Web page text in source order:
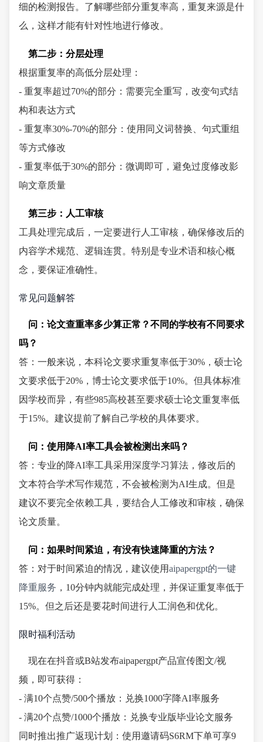
细的检测报告。了解哪些部分重复率高，重复来源是什
么，这样才能有针对性地进行修改。
第二步：分层处理
根据重复率的高低分层处理：
- 重复率超过70%的部分：需要完全重写，改变句式结
构和表达方式
- 重复率30%-70%的部分：使用同义词替换、句式重组
等方式修改
- 重复率低于30%的部分：微调即可，避免过度修改影
响文章质量
第三步：人工审核
工具处理完成后，一定要进行人工审核，确保修改后的
内容学术规范、逻辑连贯。特别是专业术语和核心概
念，要保证准确性。
常见问题解答
问：论文查重率多少算正常？不同的学校有不同要求
吗？
答：一般来说，本科论文要求重复率低于30%，硕士论
文要求低于20%，博士论文要求低于10%。但具体标准
因学校而异，有些985高校甚至要求硕士论文重复率低
于15%。建议提前了解自己学校的具体要求。
问：使用降AI率工具会被检测出来吗？
答：专业的降AI率工具采用深度学习算法，修改后的
文本符合学术写作规范，不会被检测为AI生成。但是
建议不要完全依赖工具，要结合人工修改和审核，确保
论文质量。
问：如果时间紧迫，有没有快速降重的方法？
答：对于时间紧迫的情况，建议使用aipapergpt的一键
降重服务 ，10分钟内就能完成处理，并保证重复率低于
15%。但之后还是要花时间进行人工润色和优化。
限时福利活动
现在在抖音或B站发布aipapergpt产品宣传图文/视
频，即可获得：
- 满10个点赞/500个播放：兑换1000字降AI率服务
- 满20个点赞/1000个播放：兑换专业版毕业论文服务
同时推出推广返现计划：使用邀请码S6RM下单可享9